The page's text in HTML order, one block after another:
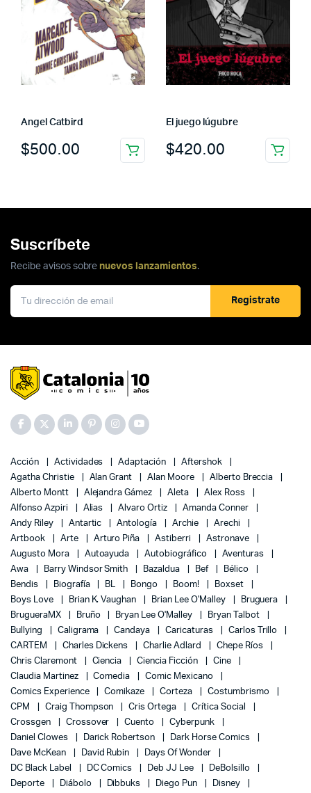
Angel Catbird
$500.00
El juego lúgubre
$420.00
Suscríbete
Recibe avisos sobre nuevos lanzamientos.
Registrate
Acción Actividades Adaptación
Aftershok
Agatha Christie
Alan Grant Alan Moore
Alberto Breccia
Alberto Montt
Alejandra Gámez Aleta
Alex Ross
Alfonso Azpiri
Alias Alvaro Ortiz
Amanda Conner
Andy Riley
Antartic Antología Archie
Arechi
Artbook
Arte Arturo Piña Astiberri
Astronave
Augusto Mora
Autoayuda Autobiográfico
Aventuras
Awa
Barry Windsor Smith Bazaldua Bef
Bélico
Bendis
Biografía BL Bongo Boom!
Boxset
Boys Love
Brian K. Vaughan Brian Lee O'Malley
Bruguera
BrugueraMX
Bruño Bryan Lee O'Malley
Bryan Talbot
Bullying
Caligrama Candaya Caricaturas
Carlos Trillo
CARTEM
Charles Dickens Charlie Adlard
Chepe Ríos
Chris Claremont
Ciencia Ciencia Ficción
Cine
Claudia Martinez
Comedia
Comic Mexicano
Comics Experience
Comikaze Corteza
Costumbrismo
CPM
Craig Thompson Cris Ortega
Crítica Social
Crossgen
Crossover Cuento
Cyberpunk
Daniel Clowes
Darick Robertson
Dark Horse Comics
Dave McKean
David Rubin
Days Of Wonder
DC Black Label
DC Comics Deb JJ Lee
DeBolsillo
Deporte
Diábolo Dibbuks Diego Pun
Disney